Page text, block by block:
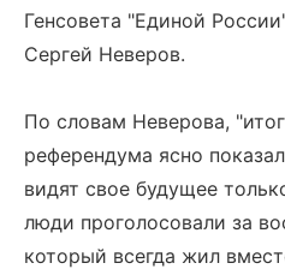
Генсовета "Единой
Сергей Неверов.
По словам Неверова,
референдума ясно
видят свое будущее
люди проголосовали за
который всегда жил